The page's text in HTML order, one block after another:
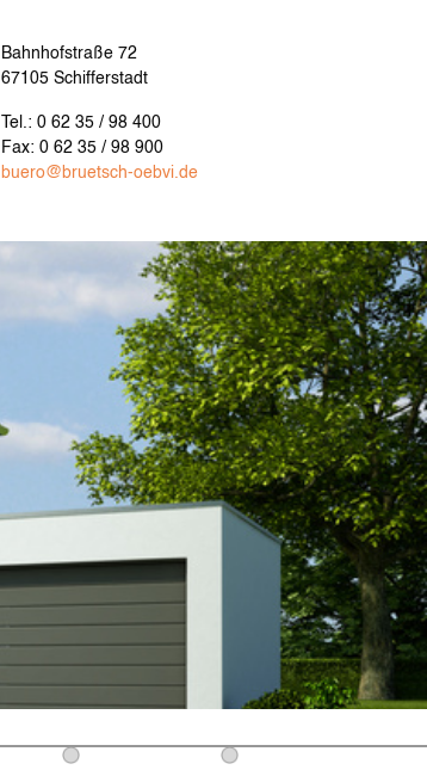
Bahnhofstraße 72
67105 Schifferstadt
Tel.: 0 62 35 / 98 400
Fax: 0 62 35 / 98 900
buero@bruetsch-oebvi.de